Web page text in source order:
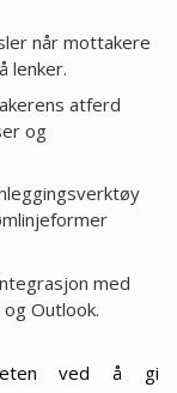
når mottakere
lenker.
atferd
og
med
Outlook.
ved å gi